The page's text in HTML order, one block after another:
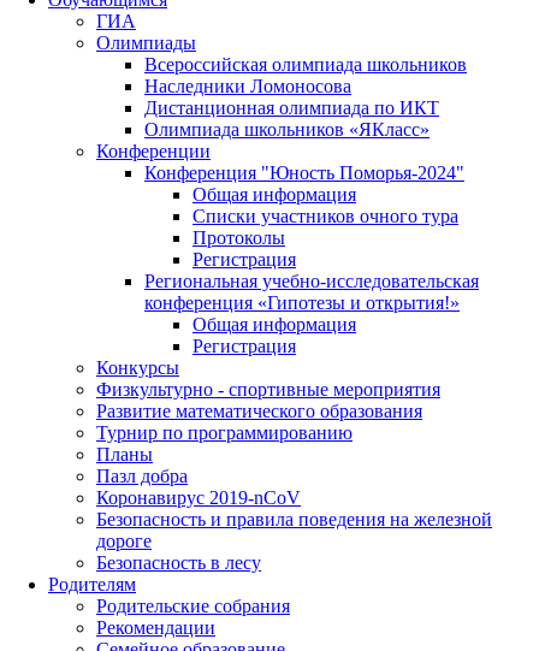
ГИА
Олимпиады
Всероссийская олимпиада школьников
Наследники Ломоносова
Дистанционная олимпиада по ИКТ
Олимпиада школьников «ЯКласс»
Конференции
Конференция "Юность Поморья-2024"
Общая информация
Списки участников очного тура
Протоколы
Регистрация
Региональная учебно-исследовательская
конференция «Гипотезы и открытия!»
Общая информация
Регистрация
Конкурсы
Физкультурно - спортивные мероприятия
Развитие математического образования
Турнир по программированию
Планы
Пазл добра
Коронавирус 2019-nCoV
Безопасность и правила поведения на железной
дороге
Безопасность в лесу
Родителям
Родительские собрания
Рекомендации